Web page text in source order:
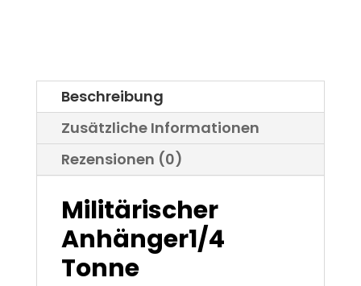
Beschreibung
Zusätzliche Informationen
Rezensionen (0)
Militärischer
Anhänger1/4
Tonne